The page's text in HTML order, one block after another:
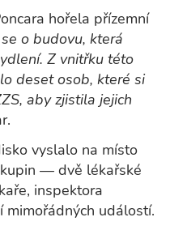
hořela přízemní
o budovu, která
Z vnitřku této
deset osob, které si
aby zjistila jejich
vyslalo na místo
— dvě lékařské
inspektora
mimořádných událostí.